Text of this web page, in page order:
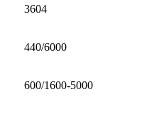
3604
440/6000
600/1600-5000